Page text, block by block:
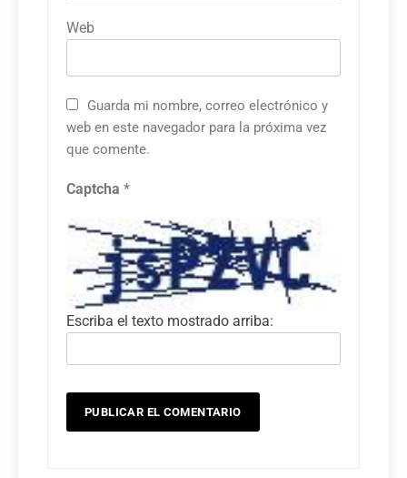
Web
Guarda mi nombre, correo electrónico y
web en este navegador para la próxima vez
que comente.
Captcha *
Escriba el texto mostrado arriba: